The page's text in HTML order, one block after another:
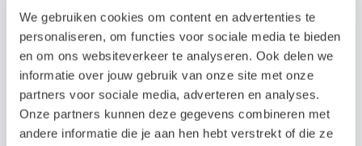
We gebruiken cookies om content en advertenties te
personaliseren, om functies voor sociale media te bieden
en om ons websiteverkeer te analyseren. Ook delen we
informatie over jouw gebruik van onze site met onze
partners voor sociale media, adverteren en analyses.
Onze partners kunnen deze gegevens combineren met
andere informatie die je aan hen hebt verstrekt of die ze
vernieuwde multifactorauthenticatie
(MFA) draagt hieraan bij.
Op de Snelstart Roadmap zie je welke
vernieuwingen we nu ontwikkelen en welke